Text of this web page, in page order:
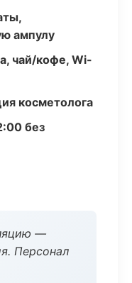
ампулу
чай/кофе, Wi-
косметолога
без
—
Персонал